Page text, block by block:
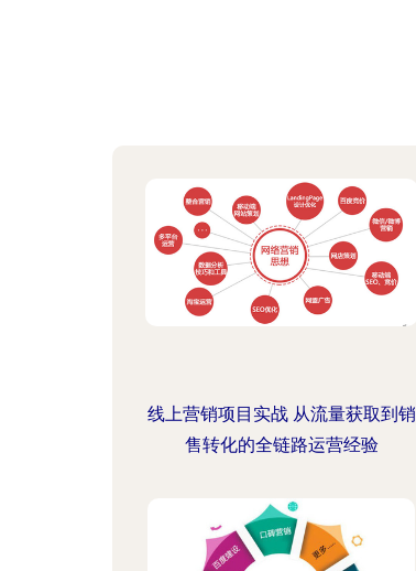
线上营销项目实战 从流量获取到销
售转化的全链路运营经验